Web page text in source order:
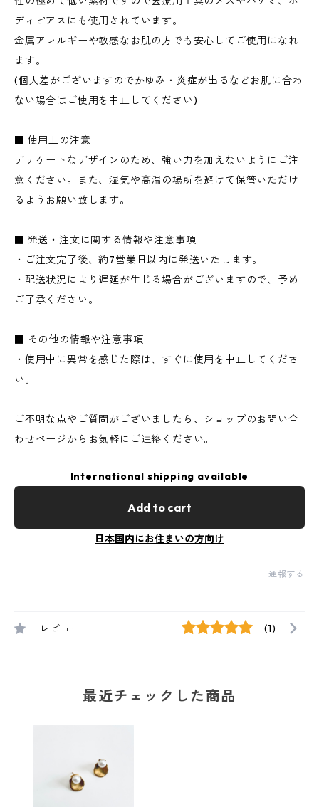
ディピアスにも使用されています。
金属アレルギーや敏感なお肌の方でも安心してご使用になれ
ます。
(個人差がございますのでかゆみ・炎症が出るなどお肌に合わ
ない場合はご使用を中止してください)
■ 使用上の注意
デリケートなデザインのため、強い力を加えないようにご注
意ください。また、湿気や高温の場所を避けて保管いただけ
るようお願い致します。
■ 発送・注文に関する情報や注意事項
・ご注文完了後、約7営業日以内に発送いたします。
・配送状況により遅延が生じる場合がございますので、予め
ご了承ください。
■ その他の情報や注意事項
・使用中に異常を感じた際は、すぐに使用を中止してくださ
い。
ご不明な点やご質問がございましたら、ショップのお問い合
わせページからお気軽にご連絡ください。
International shipping available
Add to cart
日本国内にお住まいの方向け
通報する
レビュー (1)
最近チェックした商品